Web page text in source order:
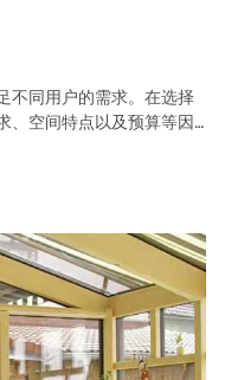
不同用户的需求。在选择
、空间特点以及预算等因